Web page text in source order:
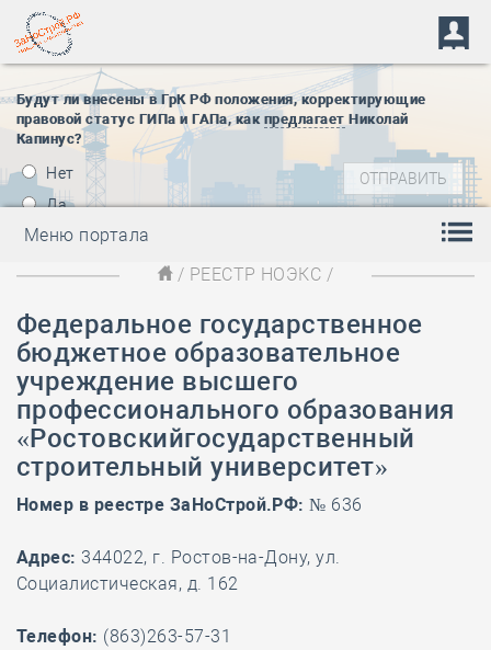
Будут ли внесены в ГрК РФ положения, корректирующие
правовой статус ГИПа и ГАПа, как предлагает Николай
Капинус?
Нет
Да
Меню портала
/ РЕЕСТР НОЭКС /
Федеральное государственное
бюджетное образовательное
учреждение высшего
профессионального образования
«Ростовскийгосударственный
строительный университет»
Номер в реестре ЗаНоСтрой.РФ: № 636
Адрес: 344022, г. Ростов-на-Дону, ул.
Социалистическая, д. 162
Телефон: (863)263-57-31